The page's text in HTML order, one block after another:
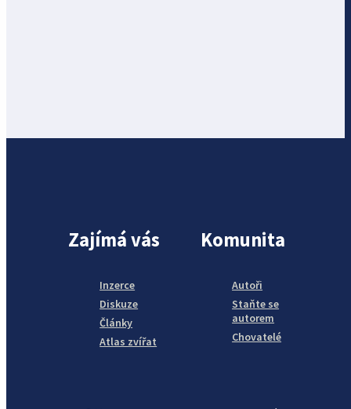
Zajímá vás
Inzerce
Diskuze
Články
Atlas zvířat
Komunita
Autoři
Staňte se
autorem
Chovatelé